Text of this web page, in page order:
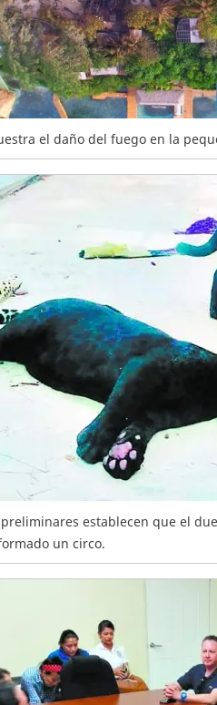
el daño del fuego en la
establecen que el
un circo.